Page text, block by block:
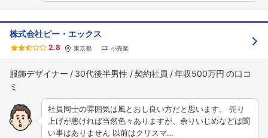
株式会社ピー・エックス
2.8 東京都 小売業
服飾デザイナー 30代後半男性 契約社員 年収500万円
社員同士の雰囲気は風とおし良い方だと思います。 売り
上げが悪ければ当然色々ありますが、余りいじめなどは聞
い事はありません 以前はクリスマ…